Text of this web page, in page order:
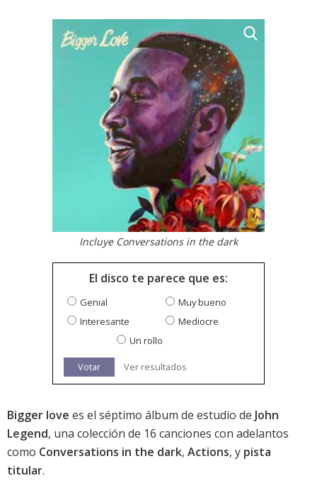
Incluye Conversations in the dark
El disco te parece que es:
Genial
Muy bueno
Interesante
Mediocre
Un rollo
Votar Ver resultados
Bigger love es el séptimo álbum de estudio de John
Legend, una colección de 16 canciones con adelantos
como Conversations in the dark, Actions, y pista
titular.